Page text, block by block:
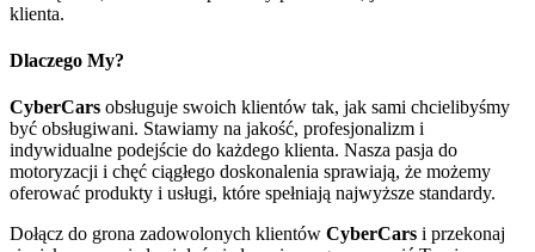
klienta.
Dlaczego My?
CyberCars obsługuje swoich klientów tak, jak sami chcielibyśmy
być obsługiwani. Stawiamy na jakość, profesjonalizm i
indywidualne podejście do każdego klienta. Nasza pasja do
motoryzacji i chęć ciągłego doskonalenia sprawiają, że możemy
oferować produkty i usługi, które spełniają najwyższe standardy.
Dołącz do grona zadowolonych klientów CyberCars i przekonaj